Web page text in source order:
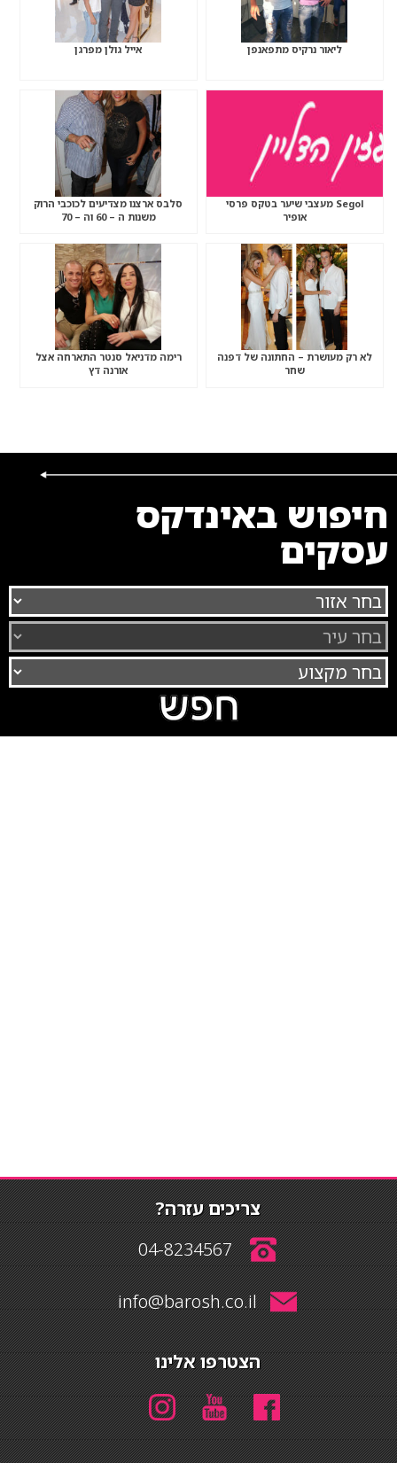
ליאור נרקיס מתפאנפן אייל גולן מפרגן
Segol מעצבי שיער בטקס פרסי
אופיר
סלבס ארצנו מצדיעים לכוכבי הרוק
משנות ה – 60 וה – 70
לא רק מעושרת – החתונה של דפנה
שחר
רימה מדניאל סנטר התארחה אצל
אורנה דץ
חיפוש באינדקס
עסקים
צריכים עזרה?
04-8234567
info@barosh.co.il
הצטרפו אלינו